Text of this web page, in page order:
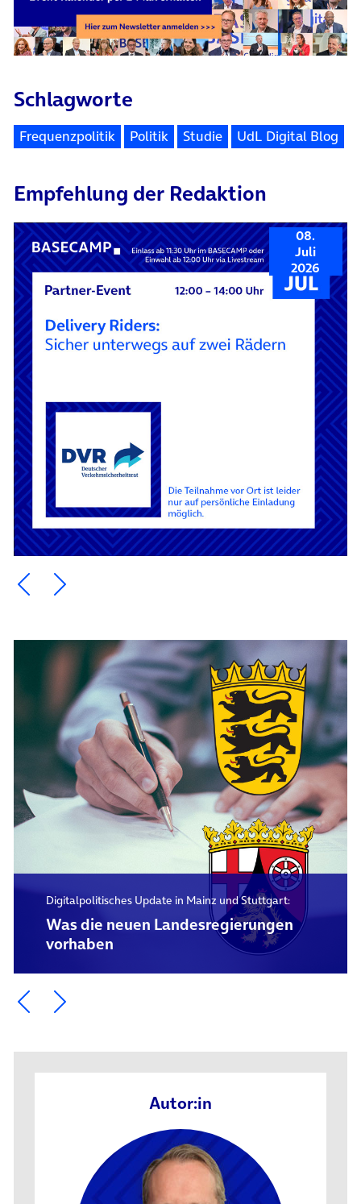
Schlagworte
Frequenzpolitik Politik Studie UdL Digital Blog
Empfehlung der Redaktion
08.
Juli
2026
Ein Element zurück blättern
Ein Element weiter blättern
Digitalpolitisches Update in Mainz und Stuttgart:
Was die neuen Landesregierungen
vorhaben
Ein Element zurück blättern
Ein Element weiter blättern
Autor:in